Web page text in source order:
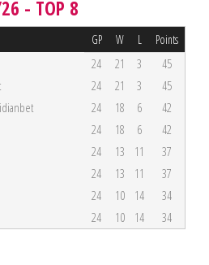
- TOP 8
GP W L Points
24 21 3
45
24 21 3
45
24 18 6
42
24 18 6
42
24 13 11
37
24 13 11
37
24 10 14
34
24 10 14 34